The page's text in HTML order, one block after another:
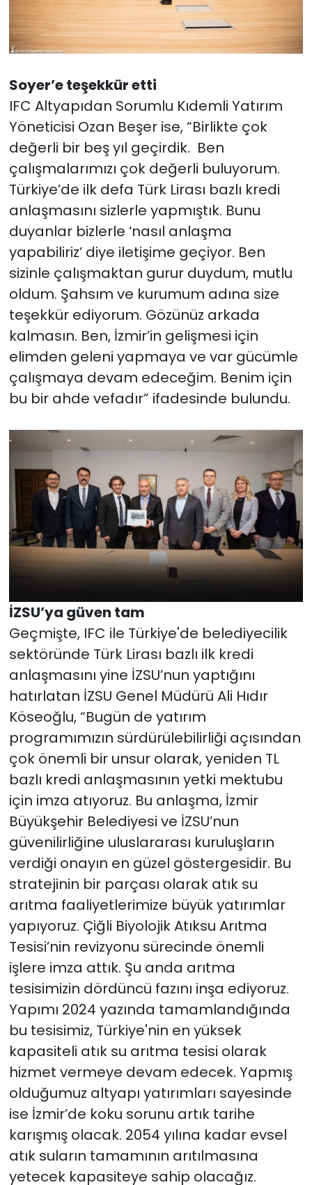
Soyer’e teşekkür etti
IFC Altyapıdan Sorumlu Kıdemli Yatırım
Yöneticisi Ozan Beşer ise, “Birlikte çok
değerli bir beş yıl geçirdik. Ben
çalışmalarımızı çok değerli buluyorum.
Türkiye’de ilk defa Türk Lirası bazlı kredi
anlaşmasını sizlerle yapmıştık. Bunu
duyanlar bizlerle ‘nasıl anlaşma
yapabiliriz’ diye iletişime geçiyor. Ben
sizinle çalışmaktan gurur duydum, mutlu
oldum. Şahsım ve kurumum adına size
teşekkür ediyorum. Gözünüz arkada
kalmasın. Ben, İzmir’in gelişmesi için
elimden geleni yapmaya ve var gücümle
çalışmaya devam edeceğim. Benim için
bu bir ahde vefadır” ifadesinde bulundu.
İZSU’ya güven tam
Geçmişte, IFC ile Türkiye'de belediyecilik
sektöründe Türk Lirası bazlı ilk kredi
anlaşmasını yine İZSU’nun yaptığını
hatırlatan İZSU Genel Müdürü Ali Hıdır
Köseoğlu, “Bugün de yatırım
programımızın sürdürülebilirliği açısından
çok önemli bir unsur olarak, yeniden TL
bazlı kredi anlaşmasının yetki mektubu
için imza atıyoruz. Bu anlaşma, İzmir
Büyükşehir Belediyesi ve İZSU’nun
güvenilirliğine uluslararası kuruluşların
verdiği onayın en güzel göstergesidir. Bu
stratejinin bir parçası olarak atık su
arıtma faaliyetlerimize büyük yatırımlar
yapıyoruz. Çiğli Biyolojik Atıksu Arıtma
Tesisi’nin revizyonu sürecinde önemli
işlere imza attık. Şu anda arıtma
tesisimizin dördüncü fazını inşa ediyoruz.
Yapımı 2024 yazında tamamlandığında
bu tesisimiz, Türkiye'nin en yüksek
kapasiteli atık su arıtma tesisi olarak
hizmet vermeye devam edecek. Yapmış
olduğumuz altyapı yatırımları sayesinde
ise İzmir’de koku sorunu artık tarihe
karışmış olacak. 2054 yılına kadar evsel
atık suların tamamının arıtılmasına
yetecek kapasiteye sahip olacağız.